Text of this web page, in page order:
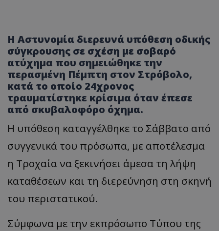
Η Αστυνομία διερευνά υπόθεση οδικής
σύγκρουσης σε σχέση με σοβαρό
ατύχημα που σημειώθηκε την
περασμένη Πέμπτη στον Στρόβολο,
κατά το οποίο 24χρονος
τραυματίστηκε κρίσιμα όταν έπεσε
από σκυβαλοφόρο όχημα.
Η υπόθεση καταγγέλθηκε το Σάββατο από
συγγενικά του πρόσωπα, με αποτέλεσμα
η Τροχαία να ξεκινήσει άμεσα τη λήψη
καταθέσεων και τη διερεύνηση στη σκηνή
του περιστατικού.
Σύμφωνα με την εκπρόσωπο Τύπου της